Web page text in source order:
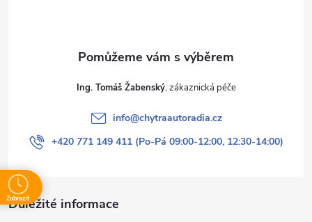
Ing. Tomáš Žabenský
info@chytraautoradia.cz
+420 771 149 411 (Po-Pá 09:00-12:00, 12:30-14:00)
Důležité informace
Zobrazit